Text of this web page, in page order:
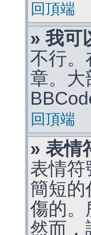
回頂端
» 我可
不行。
章。大
回頂端
» 表情
表情符
簡短的
傷的。
然而，